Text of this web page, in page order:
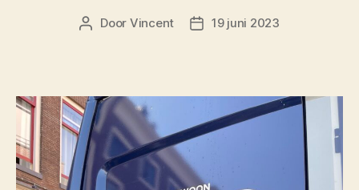
Berichtauteur
Door Vincent Berichtdatum
19 juni 2023